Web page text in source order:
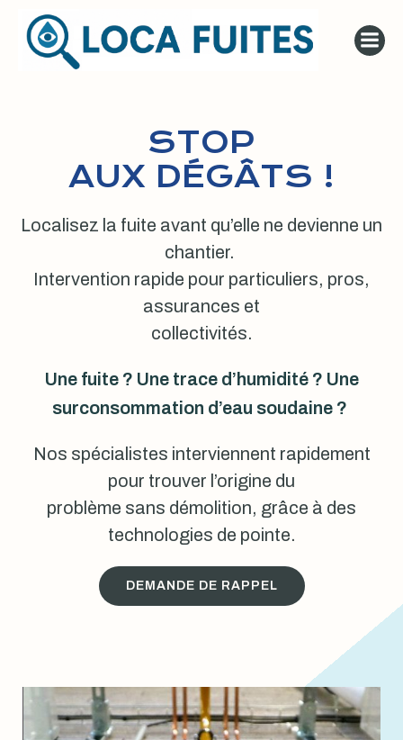
au
contenu
STOP
AUX DÉGÂTS !
Localisez la fuite avant qu’elle ne devienne un
chantier.
Intervention rapide pour particuliers, pros,
assurances et
collectivités.
Une fuite ? Une trace d’humidité ? Une
surconsommation d’eau soudaine ?
Nos spécialistes interviennent rapidement
pour trouver l’origine du
problème sans démolition, grâce à des
technologies de pointe.
DEMANDE DE RAPPEL